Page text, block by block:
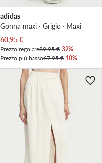
adidas
Gonna maxi · Grigio · Maxi
Prezzo attuale
60,95€
Prezzo regolare89,95 €-32%
Prezzo più basso67,95 €-10%